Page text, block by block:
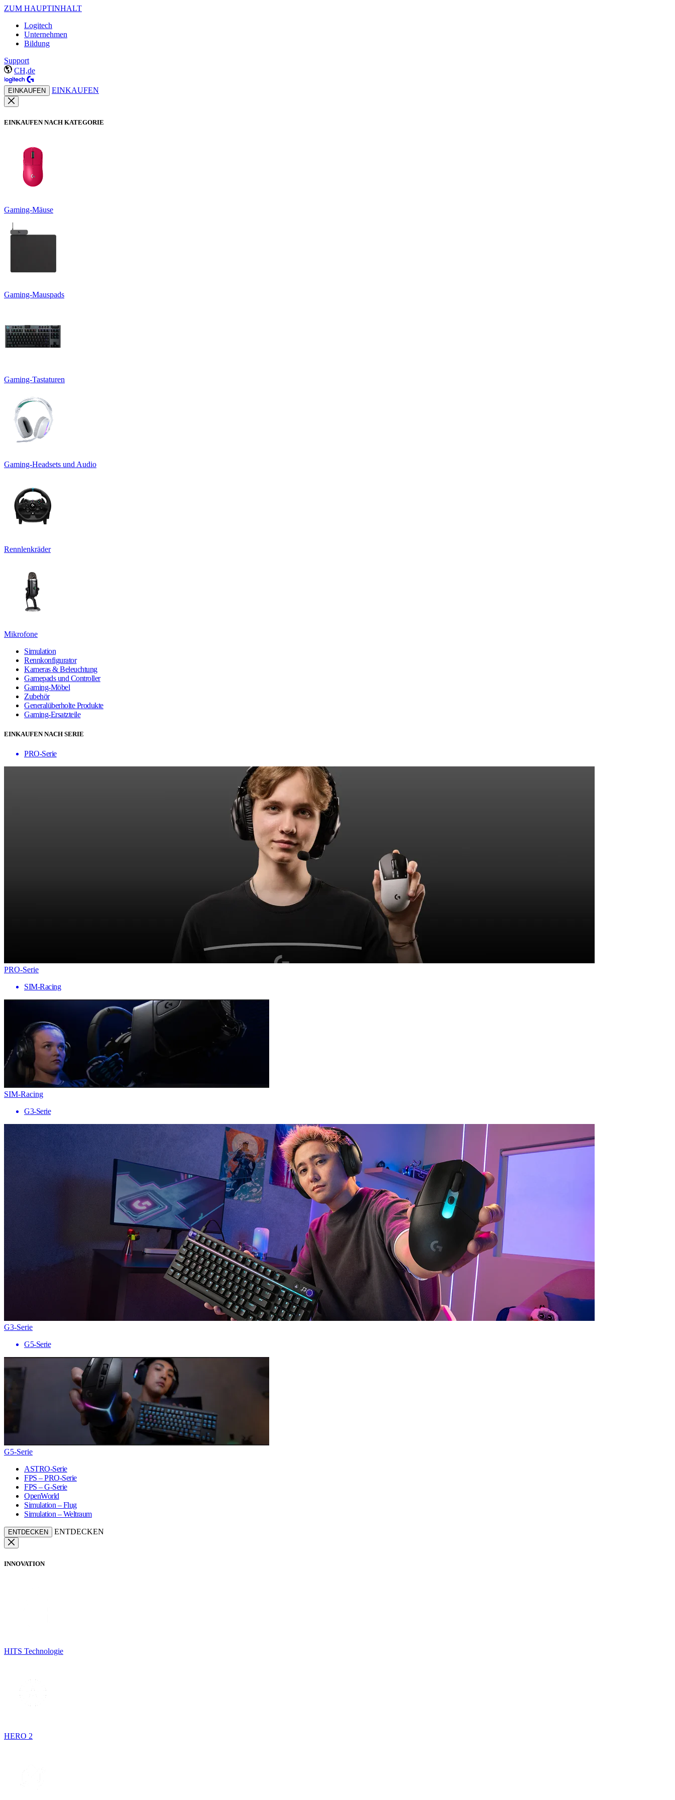
ZUM HAUPTINHALT
Logitech
Unternehmen
Bildung
Support
CH,de
EINKAUFEN EINKAUFEN
EINKAUFEN NACH KATEGORIE
Gaming-Mäuse
Gaming-Mauspads
Gaming-Tastaturen
Gaming-Headsets und Audio
Rennlenkräder
Mikrofone
Simulation
Rennkonfigurator
Kameras & Beleuchtung
Gamepads und Controller
Gaming-Möbel
Zubehör
Generalüberholte Produkte
Gaming-Ersatzteile
EINKAUFEN NACH SERIE
PRO-Serie
PRO-Serie
SIM-Racing
SIM-Racing
G3-Serie
G3-Serie
G5-Serie
G5-Serie
ASTRO-Serie
FPS – PRO-Serie
FPS – G-Serie
OpenWorld
Simulation – Flug
Simulation – Weltraum
ENTDECKEN ENTDECKEN
INNOVATION
HITS Technologie
HERO 2